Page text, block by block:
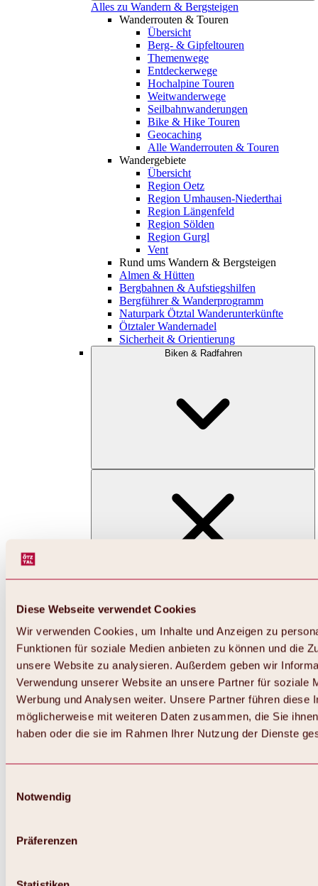
Diese Webseite verwendet Cookies
Wir verwenden Cookies, um Inhalte und Anzeigen zu
Funktionen für soziale Medien anbieten zu können und die
unsere Website zu analysieren. Außerdem geben wir
Verwendung unserer Website an unsere Partner für soziale
Werbung und Analysen weiter. Unsere Partner führen diese
möglicherweise mit weiteren Daten zusammen, die Sie
haben oder die sie im Rahmen Ihrer Nutzung der Dienste
Notwendig
Präferenzen
Alles zu Wandern & Bergsteigen
Wanderrouten & Touren
Übersicht
Berg- & Gipfeltouren
Themenwege
Entdeckerwege
Hochalpine Touren
Weitwanderwege
Seilbahnwanderungen
Bike & Hike Touren
Geocaching
Alle Wanderrouten & Touren
Wandergebiete
Übersicht
Region Oetz
Region Umhausen-Niederthai
Region Längenfeld
Region Sölden
Region Gurgl
Vent
Rund ums Wandern & Bergsteigen
Almen & Hütten
Bergbahnen & Aufstiegshilfen
Bergführer & Wanderprogramm
Naturpark Ötztal Wanderunterkünfte
Ötztaler Wandernadel
Sicherheit & Orientierung
Biken & Radfahren